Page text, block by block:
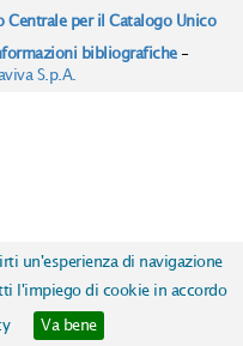
un'esperienza di navigazione
l'impiego di cookie in accordo
Va bene
Centrale per il Catalogo Unico
bibliografiche-
S.p.A.